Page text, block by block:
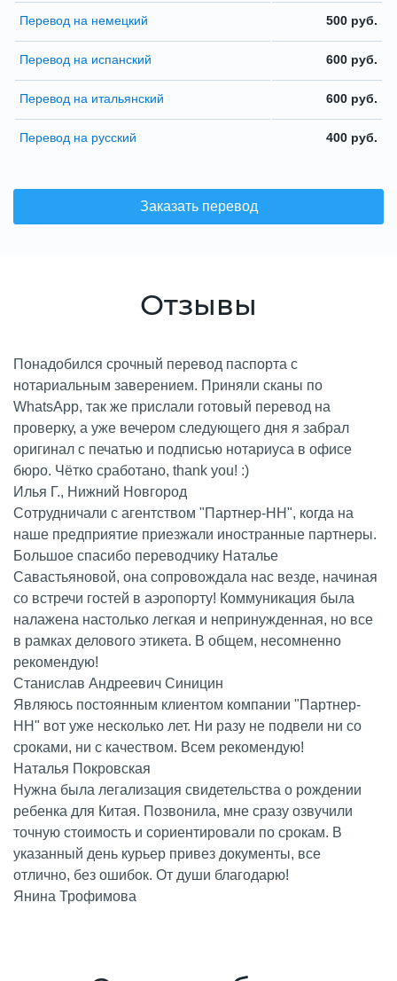
Перевод на немецкий 500 руб.
Перевод на испанский 600 руб.
Перевод на итальянский 600 руб.
Перевод на русский 400 руб.
Заказать перевод
Отзывы
Понадобился срочный перевод паспорта с
нотариальным заверением. Приняли сканы по
WhatsApp, так же прислали готовый перевод на
проверку, а уже вечером следующего дня я забрал
оригинал с печатью и подписью нотариуса в офисе
бюро. Чётко сработано, thank you! :)
Илья Г., Нижний Новгород
Сотрудничали с агентством "Партнер-НН", когда на
наше предприятие приезжали иностранные партнеры.
Большое спасибо переводчику Наталье
Савастьяновой, она сопровождала нас везде, начиная
со встречи гостей в аэропорту! Коммуникация была
налажена настолько легкая и непринужденная, но все
в рамках делового этикета. В общем, несомненно
рекомендую!
Станислав Андреевич Синицин
Являюсь постоянным клиентом компании "Партнер-
НН" вот уже несколько лет. Ни разу не подвели ни со
сроками, ни с качеством. Всем рекомендую!
Наталья Покровская
Нужна была легализация свидетельства о рождении
ребенка для Китая. Позвонила, мне сразу озвучили
точную стоимость и сориентировали по срокам. В
указанный день курьер привез документы, все
отлично, без ошибок. От души благодарю!
Янина Трофимова